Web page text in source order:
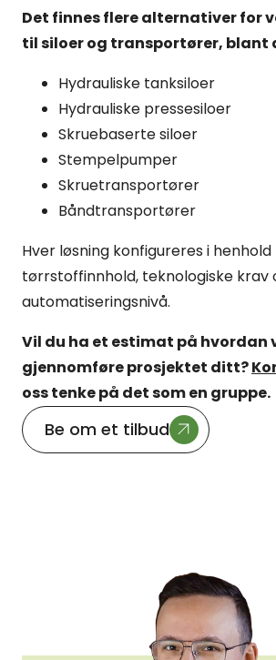
Det finnes flere alternativer for
til siloer og transportører, blant
Hydrauliske tanksiloer
Hydrauliske pressesiloer
Skruebaserte siloer
Stempelpumper
Skruetransportører
Båndtransportører
Hver løsning konfigureres i
tørrstoffinnhold, teknologiske krav
automatiseringsnivå.
Vil du ha et estimat på hvordan
gjennomføre prosjektet ditt?
oss tenke på det som en gruppe.
Be om et tilbud